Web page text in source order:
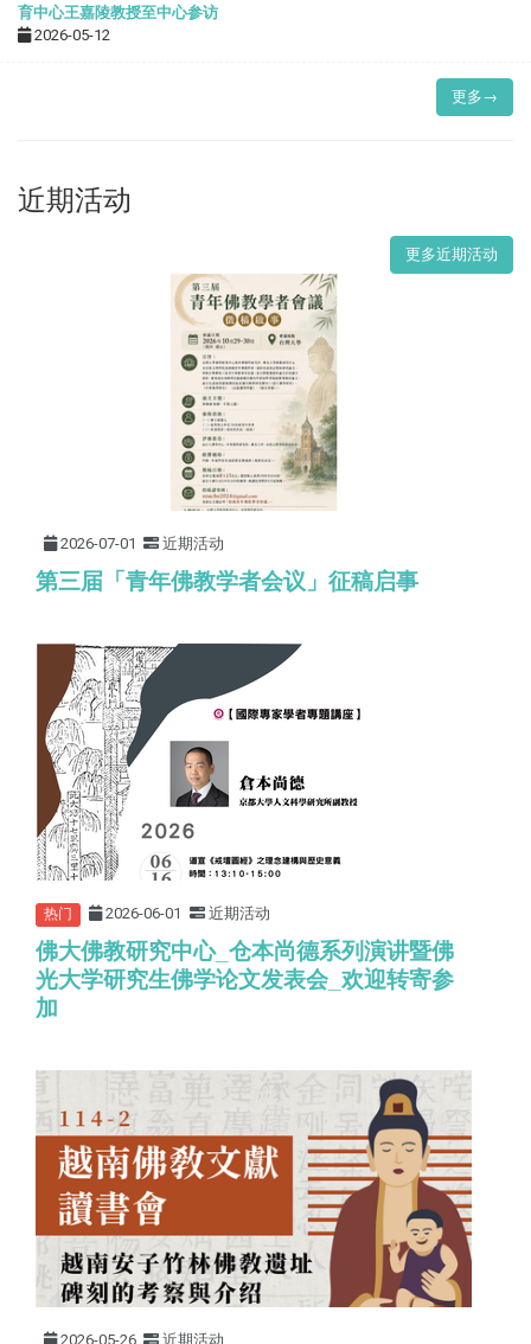
育中心王嘉陵教授至中心参访
2026-05-12
更多→
近期活动
更多近期活动
2026-07-01 近期活动
第三届「青年佛教学者会议」征稿启事
热门 2026-06-01 近期活动
佛大佛教研究中心_ 仓本尚德系列演讲暨佛
光大学研究生佛学论文发表会_ 欢迎转寄参
加
2026-05-26 近期活动